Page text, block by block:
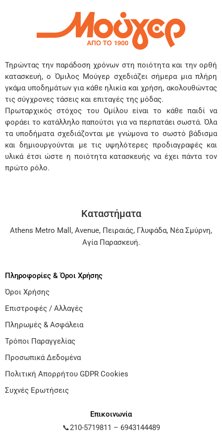
Τηρώντας την παράδοση χρόνων στη ποιότητα και την ορθή
κατασκευή, ο Όμιλος Μούγερ σχεδιάζει σήμερα μια πλήρη
γκάμα υποδημάτων για κάθε ηλικία και χρήση, ακολουθώντας
τις σύγχρονες τάσεις και επιταγές της μόδας.
Πρωταρχικός στόχος του Ομίλου είναι το κάθε παιδί να
φοράει το κατάλληλο παπούτσι για να περπατάει σωστά. Όλα
τα υποδήματα σχεδιάζονται με γνώμονα το σωστό βάδισμα
και δημιουργούνται με τις υψηλότερες προδιαγραφές και
υλικά έτσι ώστε η ποιότητα κατασκευής να έχει πάντα τον
πρώτο ρόλο.
Καταστήματα
Athens Metro Mall , Avenue, Πειραιάς, Γλυφάδα, Νέα Σμύρνη,
Αγία Παρασκευή.
Πληροφορίες & Όροι Χρήσης
Όροι Χρήσης
Επιστροφές / Αλλαγές
Πληρωμές & Ασφάλεια
Τρόποι Παραγγελίας
Προσωπικά Δεδομένα
Πολιτική Απορρήτου GDPR Cookies
Συχνές Ερωτήσεις
Επικοινωνία
📞210-5719811 – 6943144489